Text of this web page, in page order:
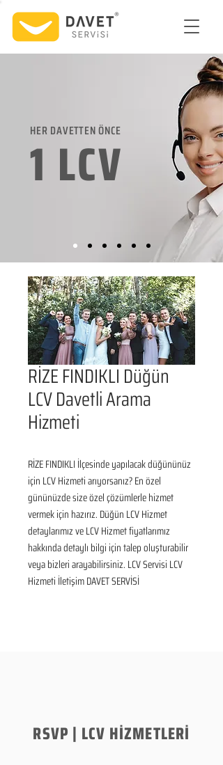
HER DAVETTEN ÖNCE
1 LCV
RİZE FINDIKLI Düğün
LCV Davetli Arama
Hizmeti
RİZE FINDIKLI İlçesinde yapılacak düğününüz
için LCV Hizmeti arıyorsanız? En özel
gününüzde size özel çözümlerle hizmet
vermek için hazırız. Düğün LCV Hizmet
detaylarımız ve LCV Hizmet fiyatlarımız
hakkında detaylı bilgi için talep oluşturabilir
veya bizleri arayabilirsiniz. LCV Servisi LCV
Hizmeti İletişim DAVET SERVİSİ
RSVP | LCV HİZMETLERİ